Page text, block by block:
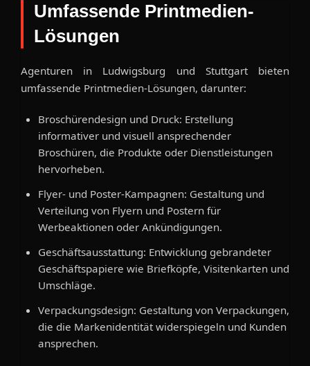
Umfassende Printmedien-
Lösungen
Agenturen in Ludwigsburg und Stuttgart bieten
umfassende Printmedien-Lösungen, darunter:
Broschürendesign und Druck: Erstellung
informativer und visuell ansprechender
Broschüren, die Produkte oder Dienstleistungen
hervorheben.
Flyer- und Poster-Kampagnen: Gestaltung und
Verteilung von Flyern und Postern für
Werbeaktionen oder Ankündigungen.
Geschäftsausstattung: Entwicklung gebrandeter
Geschäftspapiere wie Briefköpfe, Visitenkarten und
Umschläge.
Verpackungsdesign: Gestaltung von Verpackungen,
die die Markenidentität widerspiegeln und Kunden
ansprechen.